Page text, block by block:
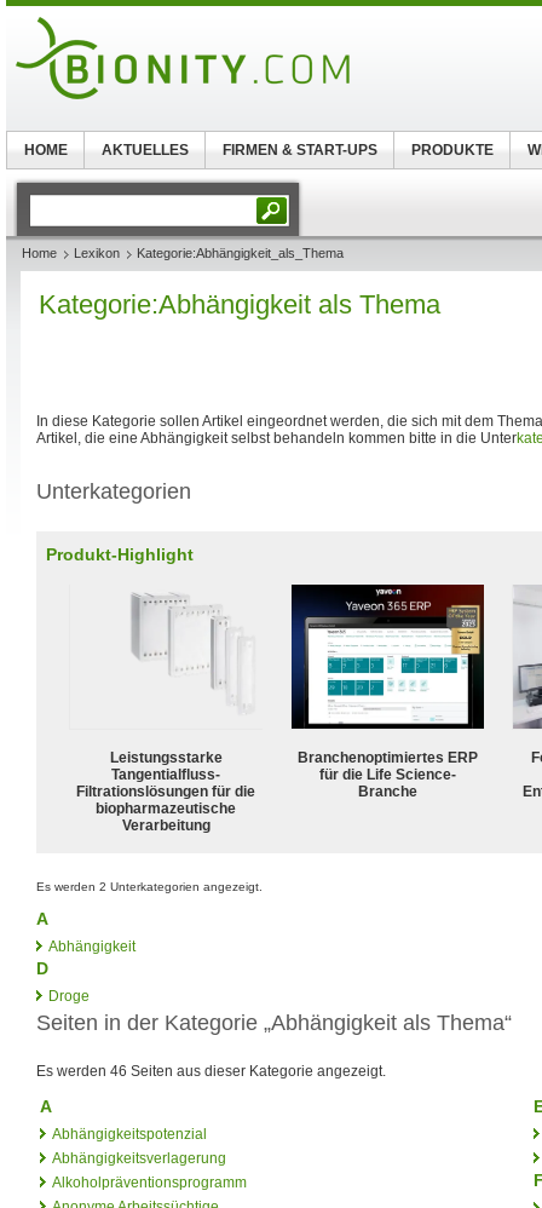
Home Lexikon Kategorie:Abhängigkeit_als_Thema
Kategorie:Abhängigkeit als Thema
In diese Kategorie sollen Artikel eingeordnet werden, die sich mit dem
Artikel, die eine Abhängigkeit selbst behandeln kommen bitte in die Unter
Unterkategorien
Produkt-Highlight
Leistungsstarke
Tangentialfluss-
Filtrationslösungen für die
biopharmazeutische
Verarbeitung
Branchenoptimiertes ERP
für die Life Science-
Branche
Es werden 2 Unterkategorien angezeigt.
A
Abhängigkeit
D
Droge
Seiten in der Kategorie „Abhängigkeit als Thema“
Es werden 46 Seiten aus dieser Kategorie angezeigt.
A
Abhängigkeitspotenzial
Abhängigkeitsverlagerung
Alkoholpräventionsprogramm
HOME AKTUELLES FIRMEN & START-UPS PRODUKTE